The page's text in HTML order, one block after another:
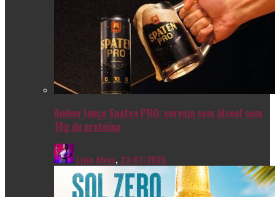
Ambev lança Spaten PRO: cerveja sem álcool com
10g de proteína
Livia Alves, 23/07/2026